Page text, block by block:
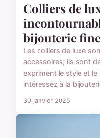
Colliers de
bijouterie fine
Les colliers de luxe
accessoires; ils sont
expriment le style et
intéressez à la
30 janvier 2025